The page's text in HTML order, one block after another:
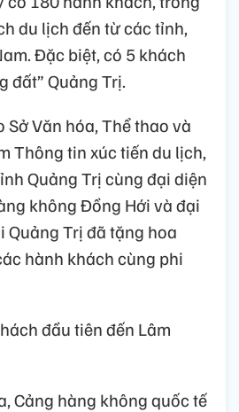
du lịch đến từ các tỉnh,
Đặc biệt, có 5 khách
đất” Quảng Trị.
Văn hóa, Thể thao và
Thông tin xúc tiến du lịch,
Quảng Trị cùng đại diện
không Đồng Hới và đại
Quảng Trị đã tặng hoa
hành khách cùng phi
đầu tiên đến Lâm
Cảng hàng không quốc tế